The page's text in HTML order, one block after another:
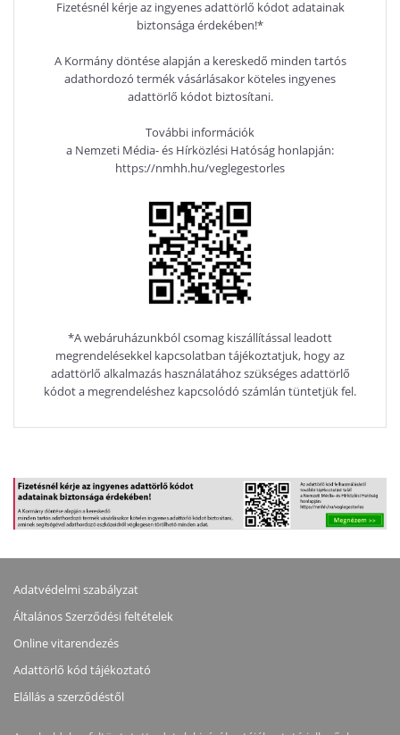
Fizetésnél kérje az ingyenes adattörlő kódot adatainak
biztonsága érdekében!*
A Kormány döntése alapján a kereskedő minden tartós
adathordozó termék vásárlásakor köteles ingyenes
adattörlő kódot biztosítani.
További információk
a Nemzeti Média- és Hírközlési Hatóság honlapján:
https://nmhh.hu/veglegestorles
*A webáruházunkból csomag kiszállítással leadott
megrendelésekkel kapcsolatban tájékoztatjuk, hogy az
adattörlő alkalmazás használatához szükséges adattörlő
kódot a megrendeléshez kapcsolódó számlán tüntetjük fel.
Adatvédelmi szabályzat
Általános Szerződési feltételek
Online vitarendezés
Adattörlő kód tájékoztató
Elállás a szerződéstől